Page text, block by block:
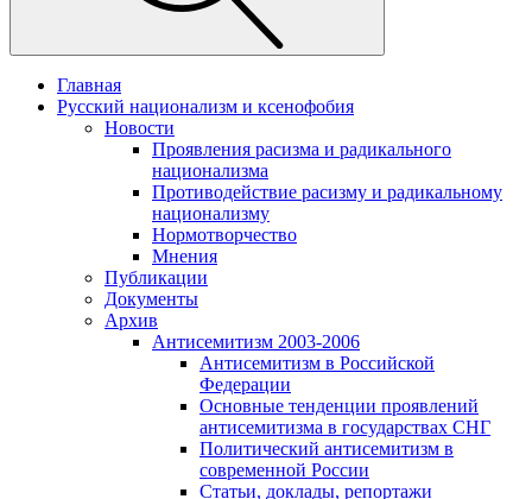
Главная
Русский национализм и ксенофобия
Новости
Проявления расизма и радикального
национализма
Противодействие расизму и радикальному
национализму
Нормотворчество
Мнения
Публикации
Документы
Архив
Антисемитизм 2003-2006
Антисемитизм в Российской
Федерации
Основные тенденции проявлений
антисемитизма в государствах СНГ
Политический антисемитизм в
современной России
Статьи, доклады, репортажи